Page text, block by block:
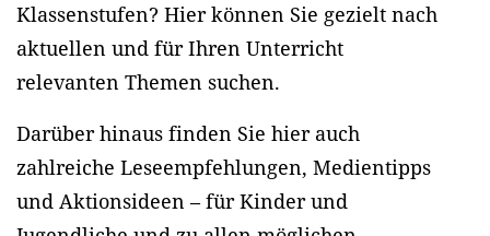
Klassenstufen? Hier können Sie gezielt nach
aktuellen und für Ihren Unterricht
relevanten Themen suchen.
Darüber hinaus finden Sie hier auch
zahlreiche Leseempfehlungen, Medientipps
und Aktionsideen – für Kinder und